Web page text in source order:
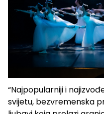
“Najpopularniji i
svijetu, bezvremenska